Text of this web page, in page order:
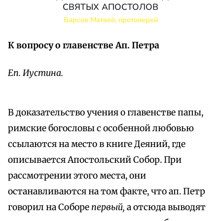
СВЯТЫХ АПОСТОЛОВ
Барсов Матвей, протоиерей
К вопросу о главенстве Ап. Петра
Еп. Иустина.
В доказательство учения о главенстве папы,
римские богословы с особенной любовью
ссылаются на место в книге Деяний, где
описывается Апостольский Собор. При
рассмотрении этого места, они
останавливаются на том факте, что ап. Петр
говорил на Соборе первый, а отсюда выводят